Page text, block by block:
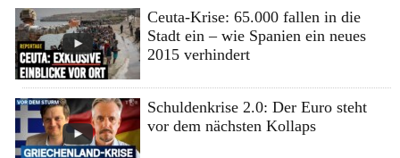
Ceuta-Krise: 65.000 fallen in die
Stadt ein – wie Spanien ein neues
2015 verhindert
Schuldenkrise 2.0: Der Euro steht
vor dem nächsten Kollaps